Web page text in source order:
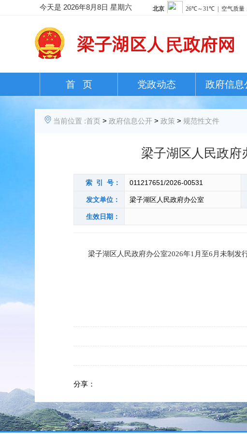
今天是 2026年8月8日 星期六
首 页 党政动态 政府信息
当前位置 :首页 > 政府信息公开 > 政策 > 规范性文件
梁子湖区人民政府
索 引 号： 011217651/2026-00531
发文单位： 梁子湖区人民政府办公室
生效日期：
梁子湖区人民政府办公室2026年1月至6月未制发
分享：